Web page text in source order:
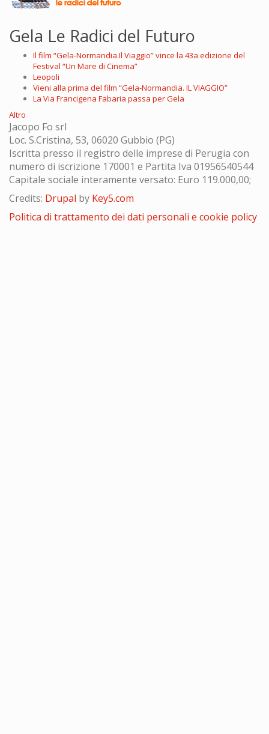
Gela Le Radici del Futuro
Il film “Gela-Normandia.Il Viaggio” vince la 43a edizione del
Festival “Un Mare di Cinema”
Leopoli
Vieni alla prima del film “Gela-Normandia. IL VIAGGIO”
La Via Francigena Fabaria passa per Gela
Altro
Jacopo Fo srl
Loc. S.Cristina, 53, 06020 Gubbio (PG)
Iscritta presso il registro delle imprese di Perugia con
numero di iscrizione 170001 e Partita Iva 01956540544
Capitale sociale interamente versato: Euro 119.000,00;
Credits: Drupal by Key5.com
Politica di trattamento dei dati personali e cookie policy